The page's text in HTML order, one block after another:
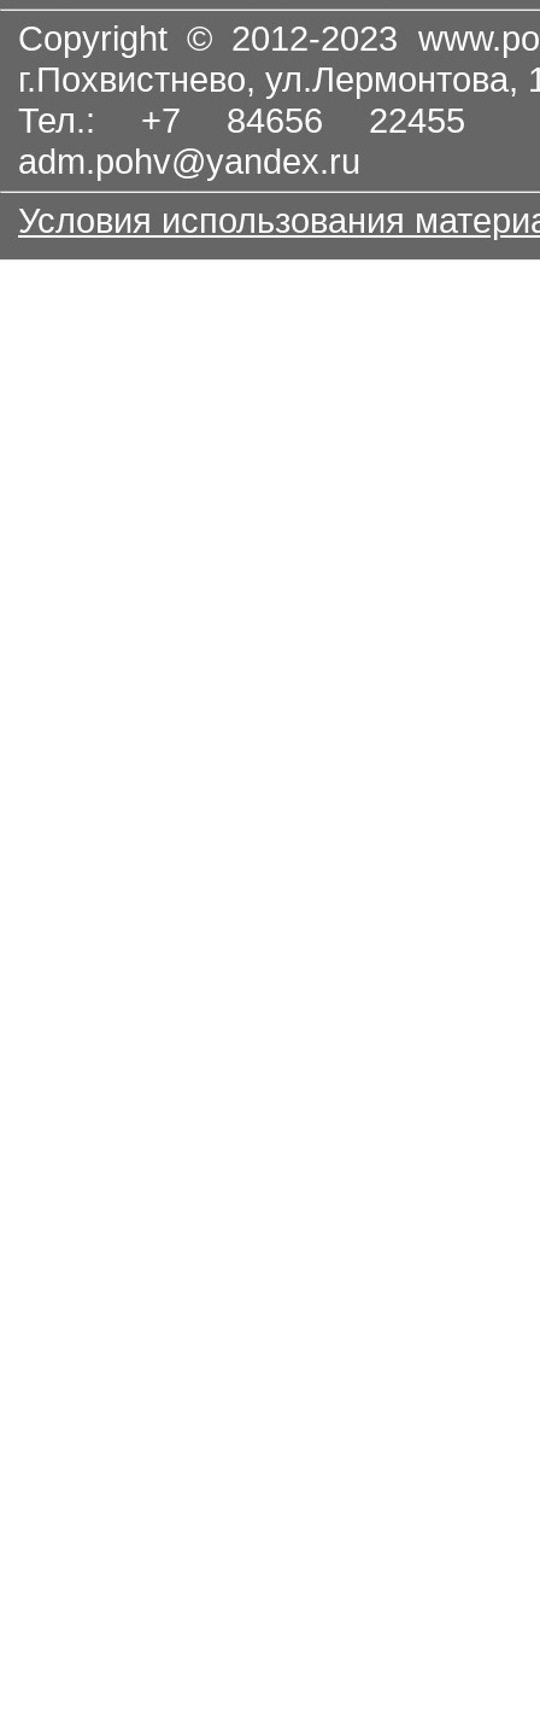
Copyright © 2012-2023
г.Похвистнево, ул.Лермонтова,
Тел.: +7 84656
adm.pohv@yandex.ru
Условия использования